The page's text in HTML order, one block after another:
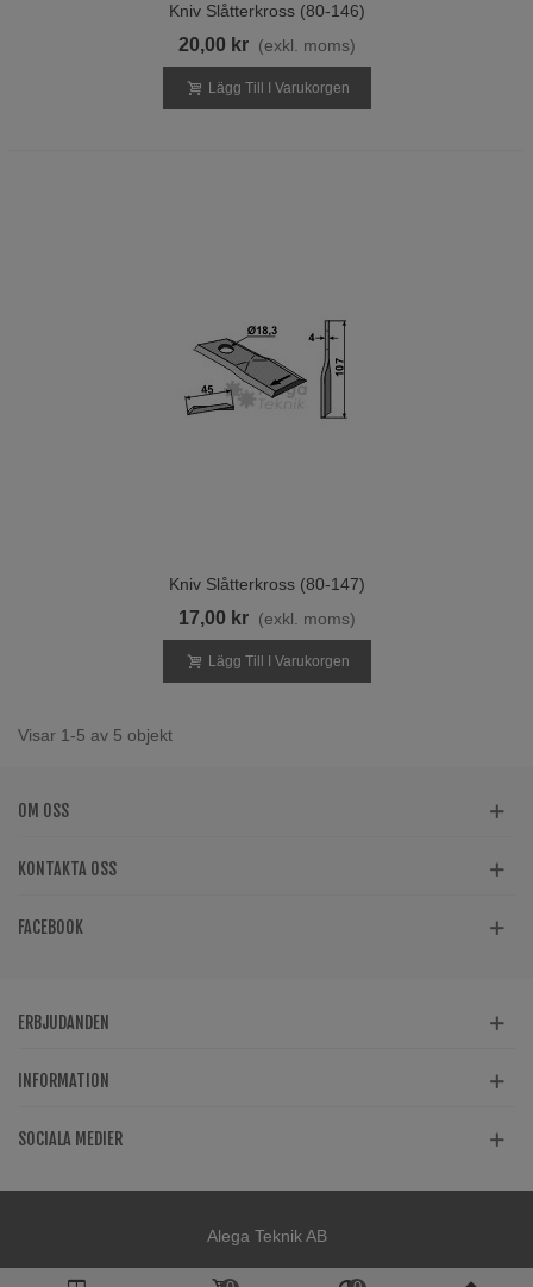
Kniv Slåtterkross (80-146)
20,00 kr (exkl. moms)
Lägg Till I Varukorgen
Kniv Slåtterkross (80-147)
17,00 kr (exkl. moms)
Lägg Till I Varukorgen
Visar 1-5 av 5 objekt
OM OSS
KONTAKTA OSS
FACEBOOK
ERBJUDANDEN
INFORMATION
SOCIALA MEDIER
Alega Teknik AB